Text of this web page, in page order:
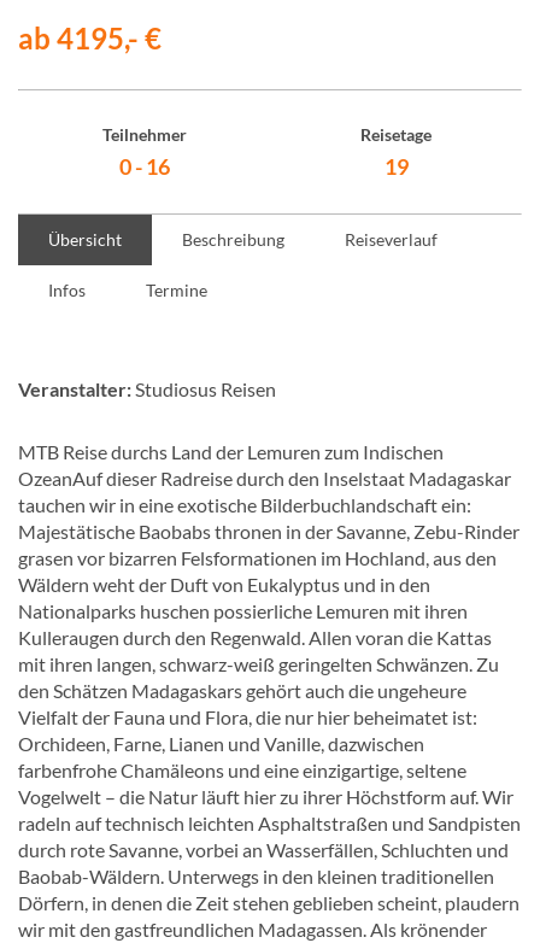
ab 4195,- €
Teilnehmer
0 - 16
Reisetage
19
Übersicht Beschreibung Reiseverlauf
Infos Termine
Veranstalter:Studiosus Reisen
MTB Reise durchs Land der Lemuren zum Indischen
OzeanAuf dieser Radreise durch den Inselstaat Madagaskar
tauchen wir in eine exotische Bilderbuchlandschaft ein:
Majestätische Baobabs thronen in der Savanne, Zebu-Rinder
grasen vor bizarren Felsformationen im Hochland, aus den
Wäldern weht der Duft von Eukalyptus und in den
Nationalparks huschen possierliche Lemuren mit ihren
Kulleraugen durch den Regenwald. Allen voran die Kattas
mit ihren langen, schwarz-weiß geringelten Schwänzen. Zu
den Schätzen Madagaskars gehört auch die ungeheure
Vielfalt der Fauna und Flora, die nur hier beheimatet ist:
Orchideen, Farne, Lianen und Vanille, dazwischen
farbenfrohe Chamäleons und eine einzigartige, seltene
Vogelwelt – die Natur läuft hier zu ihrer Höchstform auf. Wir
radeln auf technisch leichten Asphaltstraßen und Sandpisten
durch rote Savanne, vorbei an Wasserfällen, Schluchten und
Baobab-Wäldern. Unterwegs in den kleinen traditionellen
Dörfern, in denen die Zeit stehen geblieben scheint, plaudern
wir mit den gastfreundlichen Madagassen. Als krönender